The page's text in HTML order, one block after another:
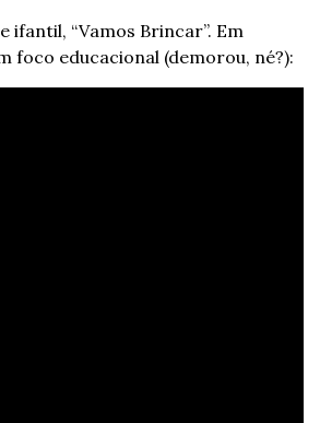
ifantil, “Vamos Brincar”. Em
foco educacional (demorou, né?):